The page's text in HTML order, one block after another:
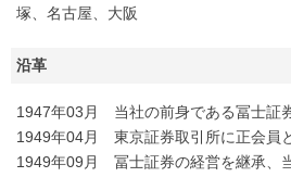
塚、名古屋、大阪
沿革
1947年03月 当社の前身である冨士証
1949年04月 東京証券取引所に正会員
1949年09月 冨士証券の経営を継承、